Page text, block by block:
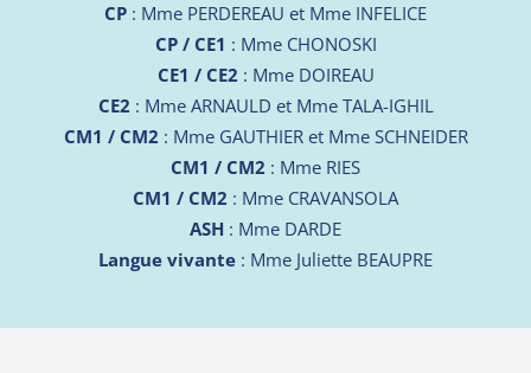
CP : Mme PERDEREAU et Mme INFELICE
CP / CE1 : Mme CHONOSKI
CE1 / CE2 : Mme DOIREAU
CE2 : Mme ARNAULD et Mme TALA-IGHIL
CM1 / CM2 : Mme GAUTHIER et Mme SCHNEIDER
CM1 / CM2 : Mme RIES
CM1 / CM2 : Mme CRAVANSOLA
ASH : Mme DARDE
Langue vivante : Mme Juliette BEAUPRE